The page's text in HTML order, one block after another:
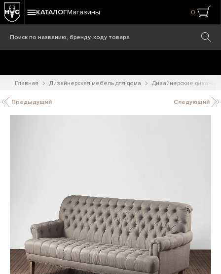
КАТАЛОГМагазины 0
Главная Дизайнерская мебель для дома Дизайнерские диваны
Предыдущий Следующий